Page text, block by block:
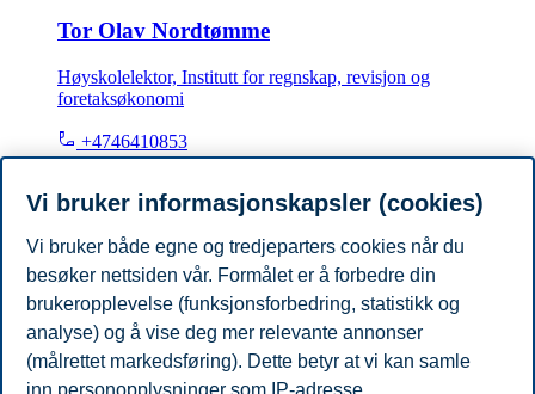
Tor Olav Nordtømme
Høyskolelektor, Institutt for regnskap, revisjon og
foretaksøkonomi
+4746410853
tor.o.nordtomme@bi.no
Oslo
Tor Tangenes
Dosent, Institutt for regnskap, revisjon og foretaksøkonomi
+4746410442
tor.tangenes@bi.no
Vi bruker informasjonskapsler (cookies)
Vi bruker både egne og tredjeparters cookies når du
besøker nettsiden vår. Formålet er å forbedre din
brukeropplevelse (funksjonsforbedring, statistikk og
analyse) og å vise deg mer relevante annonser
(målrettet markedsføring). Dette betyr at vi kan samle
inn personopplysninger som IP-adresse,